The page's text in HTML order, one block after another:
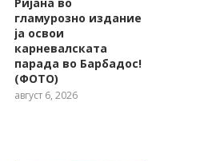
гламурозно издание
ја освои
карневалската
парада во Барбадос!
(ФОТО)
август 6, 2026